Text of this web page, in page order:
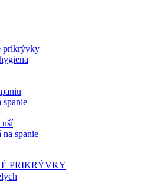
prikrývky
spanie
uší
na spanie
PRIKRÝVKY